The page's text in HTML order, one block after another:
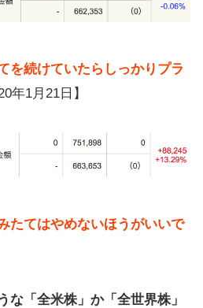
を続けていたらしっかりプラ
年1月21日】
たてはやめないほうがいいで
な「全米株」か「全世界株」